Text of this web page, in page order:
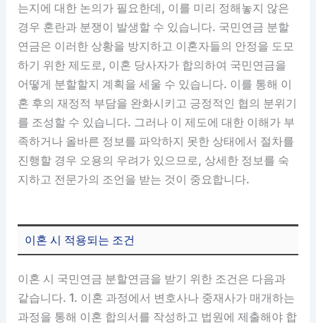
는지에 대한 논의가 필요한데, 이를 미리 정해놓지 않은
경우 혼란과 분쟁이 발생할 수 있습니다. 국민연금 분할
연금은 이러한 상황을 방지하고 이혼자들의 안정을 도모
하기 위한 제도로, 이혼 당사자가 합의하여 국민연금을
어떻게 분할할지 계획을 세울 수 있습니다. 이를 통해 이
혼 후의 재정적 부담을 완화시키고 긍정적인 협의 분위기
를 조성할 수 있습니다. 그러나 이 제도에 대한 이해가 부
족하거나 올바른 정보를 파악하지 못한 상태에서 절차를
진행할 경우 오용의 우려가 있으므로, 상세한 정보를 숙
지하고 전문가의 조언을 받는 것이 중요합니다.
이혼 시 적용되는 조건
이혼 시 국민연금 분할연금을 받기 위한 조건은 다음과
같습니다. 1. 이혼 과정에서 변호사나 중재사가 매개하는
과정을 통해 이혼 합의서를 작성하고 법원에 제출해야 합